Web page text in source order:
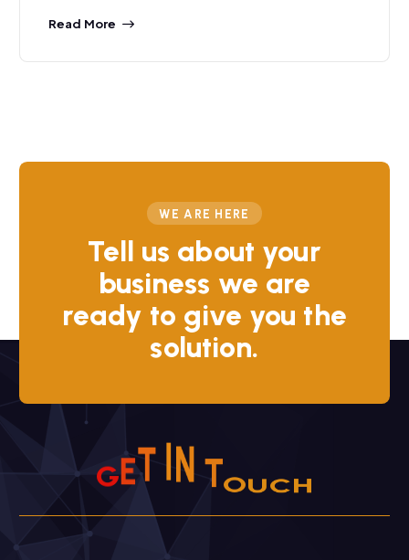
Read More
WE ARE HERE
Tell us about your
business we are
ready to give you the
solution.
GET IN TOUCH